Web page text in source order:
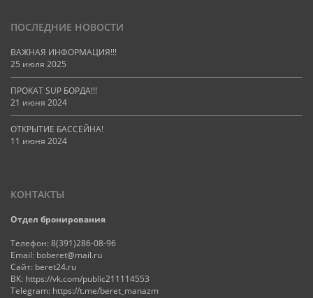
ПОСЛЕДНИЕ НОВОСТИ
ВАЖНАЯ ИНФОРМАЦИЯ!!!
25 июля 2025
ПРОКАТ SUP БОРДА!!!
21 июня 2024
ОТКРЫТИЕ БАССЕЙНА!
11 июня 2024
КОНТАКТЫ
Отдел бронирования
Телефон: 8(391)286-08-96
Email: boberet@mail.ru
Сайт: beret24.ru
ВК: https://vk.com/public211114553
Telegram: https://t.me/beret_manazm